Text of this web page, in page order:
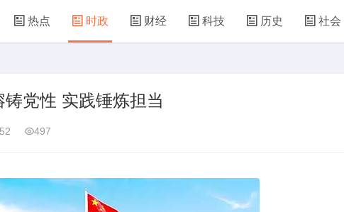
热点 时政 财经 科技 历史 社会
党性 实践锤炼担当‌
497